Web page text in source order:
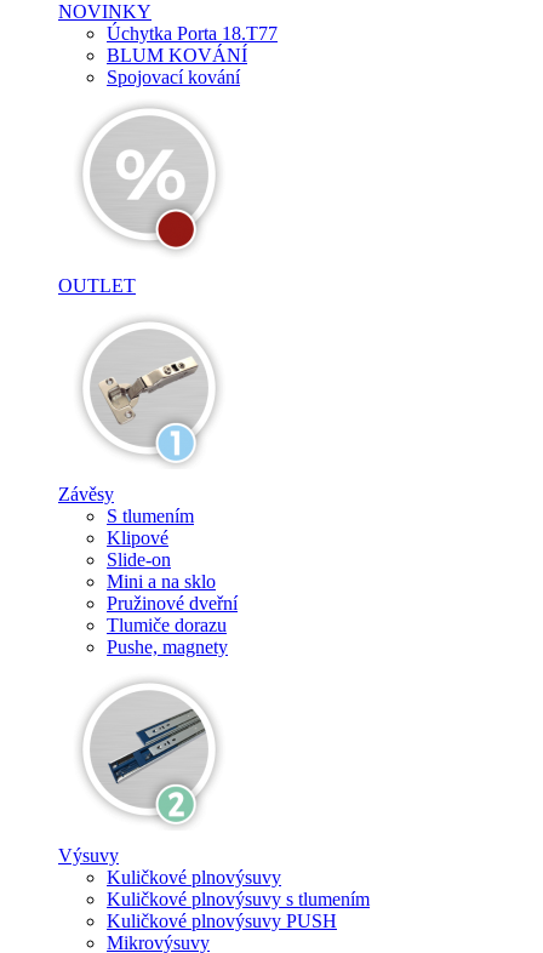
NOVINKY
Úchytka Porta 18.T77
BLUM KOVÁNÍ
Spojovací kování
OUTLET
Závěsy
S tlumením
Klipové
Slide-on
Mini a na sklo
Pružinové dveřní
Tlumiče dorazu
Pushe, magnety
Výsuvy
Kuličkové plnovýsuvy
Kuličkové plnovýsuvy s tlumením
Kuličkové plnovýsuvy PUSH
Mikrovýsuvy